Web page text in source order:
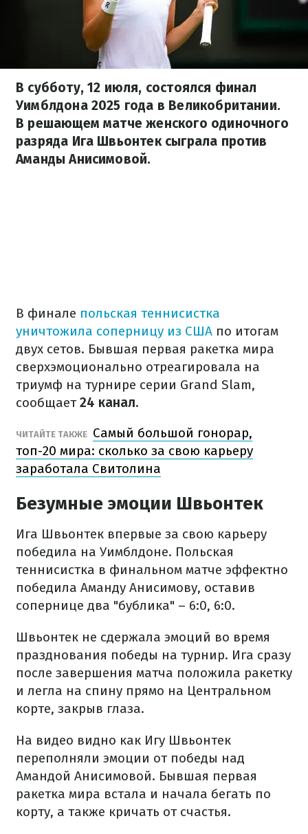
В субботу, 12 июля, состоялся финал
Уимблдона 2025 года в Великобритании.
В решающем матче женского одиночного
разряда Ига Швьонтек сыграла против
Аманды Анисимовой.
В финале польская теннисистка
уничтожила соперницу из США по итогам
двух сетов. Бывшая первая ракетка мира
сверхэмоционально отреагировала на
триумф на турнире серии Grand Slam,
сообщает24 канал.
ЧИТАЙТЕ ТАКЖЕ Самый большой гонорар,
топ-20 мира: сколько за свою карьеру
заработала Свитолина
Безумные эмоции Швьонтек
Ига Швьонтек впервые за свою карьеру
победила на Уимблдоне. Польская
теннисистка в финальном матче эффектно
победила Аманду Анисимову, оставив
сопернице два "бублика" – 6:0, 6:0.
Швьонтек не сдержала эмоций во время
празднования победы на турнир. Ига сразу
после завершения матча положила ракетку
и легла на спину прямо на Центральном
корте, закрыв глаза.
На видео видно как Игу Швьонтек
переполняли эмоции от победы над
Амандой Анисимовой. Бывшая первая
ракетка мира встала и начала бегать по
корту, а также кричать от счастья.